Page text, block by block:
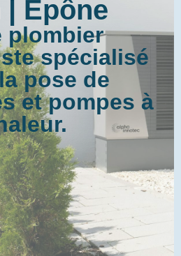
| Épône
plombier
spécialisé
pose de
et pompes à